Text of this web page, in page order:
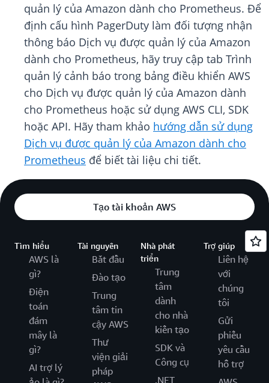
quản lý của Amazon dành cho Prometheus. Để
định cấu hình PagerDuty làm đối tượng nhận
thông báo Dịch vụ được quản lý của Amazon
dành cho Prometheus, hãy truy cập tab Trình
quản lý cảnh báo trong bảng điều khiển AWS
cho Dịch vụ được quản lý của Amazon dành
cho Prometheus hoặc sử dụng AWS CLI, SDK
hoặc API. Hãy tham khảo hướng dẫn sử dụng
Dịch vụ được quản lý của Amazon dành cho
Prometheus để biết tài liệu chi tiết.
Tạo tài khoản AWS
Tìm hiểu
AWS là
gì?
Điện
toán
đám
mây là
gì?
AI trợ lý
Tài nguyên
Bắt đầu
Đào tạo
Trung
tâm tin
cậy AWS
Thư
viện giải
pháp
Nhà phát
triển
Trung
tâm
dành
cho nhà
kiến tạo
SDK và
Công cụ
.NET
Trợ giúp
Liên hệ
với
chúng
tôi
Gửi
phiếu
yêu cầu
hỗ trợ